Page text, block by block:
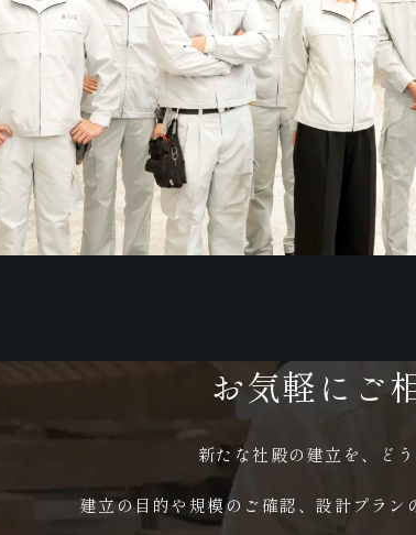
お気軽にご
新たな社殿の建立を、ど
建立の目的や規模のご確認、設計プラン